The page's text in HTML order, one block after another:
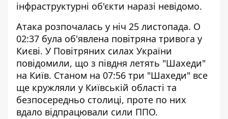
інфраструктурні об'єкти наразі невідомо.
Атака розпочалась у ніч 25 листопада. О
02:37 була об'явлена повітряна тривога у
Києві. У Повітряних силах України
повідомили, що з півдня летять "Шахеди"
на Київ. Станом на 07:56 три "Шахеди" все
ще кружляли у Київській області та
безпосередньо столиці, проте по них
вдало відпрацювали сили ППО.